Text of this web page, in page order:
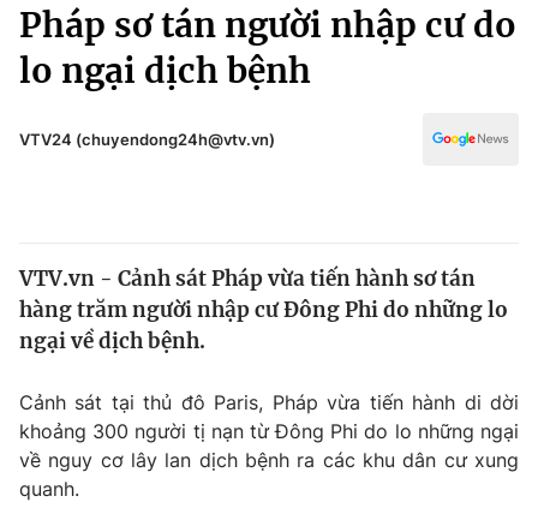
Chuyên mục
Chính trị
Y tế
Tin tức
Thế giới đó đây
Kinh tế
Tài chính
Dữ liệu và đời sống
Pháp luật
Kinh tế
Thể thao
Văn hóa - Giải trí
Giáo dục
Pháp sơ tán người nhập cư do
lo ngại dịch bệnh
VTV24 (chuyendong24h@vtv.vn)
VTV.vn - Cảnh sát Pháp vừa tiến hành sơ tán
hàng trăm người nhập cư Đông Phi do những lo
ngại về dịch bệnh.
Cảnh sát tại thủ đô Paris, Pháp vừa tiến hành di dời
khoảng 300 người tị nạn từ Đông Phi do lo những ngại
về nguy cơ lây lan dịch bệnh ra các khu dân cư xung
quanh.